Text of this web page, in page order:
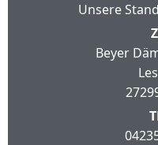
Unsere
Beyer